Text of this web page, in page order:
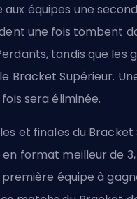
équipes une
une fois tombent
tandis que les
Bracket Supérieur.
sera éliminée.
et finales du Bracket
format meilleur de 3,
équipe à